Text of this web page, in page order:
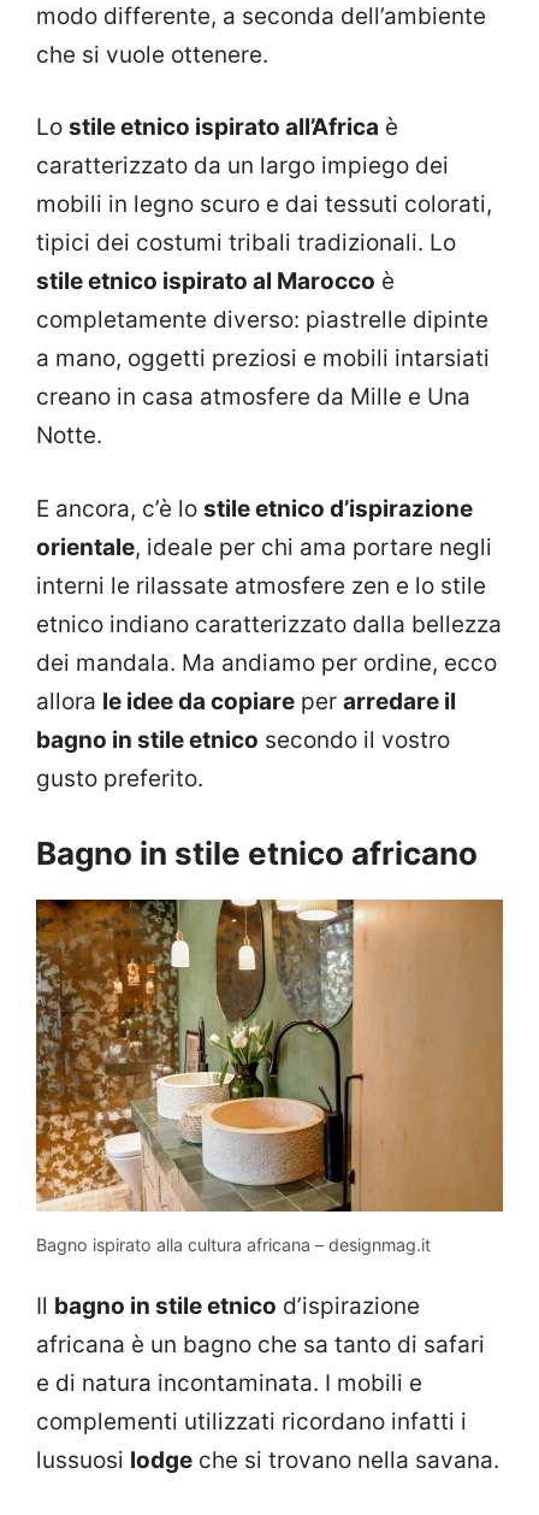
modo differente, a seconda dell’ambiente
che si vuole ottenere.
Lo stile etnico ispirato all’Africa è
caratterizzato da un largo impiego dei
mobili in legno scuro e dai tessuti colorati,
tipici dei costumi tribali tradizionali. Lo
stile etnico ispirato al Marocco è
completamente diverso: piastrelle dipinte
a mano, oggetti preziosi e mobili intarsiati
creano in casa atmosfere da Mille e Una
Notte.
E ancora, c’è lo stile etnico d’ispirazione
orientale, ideale per chi ama portare negli
interni le rilassate atmosfere zen e lo stile
etnico indiano caratterizzato dalla bellezza
dei mandala. Ma andiamo per ordine, ecco
allora le idee da copiare per arredare il
bagno in stile etnico secondo il vostro
gusto preferito.
Bagno in stile etnico africano
Bagno ispirato alla cultura africana – designmag.it
Il bagno in stile etnico d’ispirazione
africana è un bagno che sa tanto di safari
e di natura incontaminata. I mobili e
complementi utilizzati ricordano infatti i
lussuosi lodge che si trovano nella savana.